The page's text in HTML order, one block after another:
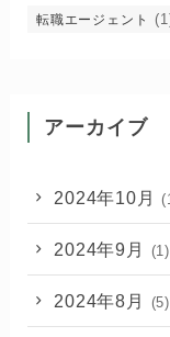
転職エージェント
アーカイブ
2024年10月
2024年9月 (1)
2024年8月 (5)